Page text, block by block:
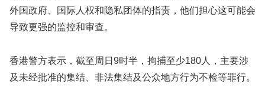
外国政府、国际人权和隐私团体的指责，他们担心这可能会
导致更强的监控和审查。
香港警方表示，截至周日9时半，拘捕至少180人，主要涉
及未经批准的集结、非法集结及公众地方行为不检等罪行。